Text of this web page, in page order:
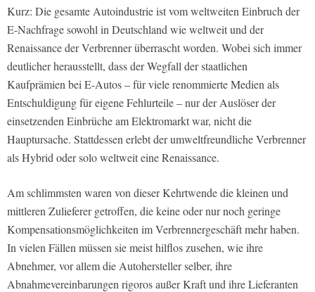
Kurz: Die gesamte Autoindustrie ist vom weltweiten Einbruch der
E-Nachfrage sowohl in Deutschland wie weltweit und der
Renaissance der Verbrenner überrascht worden. Wobei sich immer
deutlicher herausstellt, dass der Wegfall der staatlichen
Kaufprämien bei E-Autos – für viele renommierte Medien als
Entschuldigung für eigene Fehlurteile – nur der Auslöser der
einsetzenden Einbrüche am Elektromarkt war, nicht die
Hauptursache. Stattdessen erlebt der umweltfreundliche Verbrenner
als Hybrid oder solo weltweit eine Renaissance.
Am schlimmsten waren von dieser Kehrtwende die kleinen und
mittleren Zulieferer getroffen, die keine oder nur noch geringe
Kompensationsmöglichkeiten im Verbrennergeschäft mehr haben.
In vielen Fällen müssen sie meist hilflos zusehen, wie ihre
Abnehmer, vor allem die Autohersteller selber, ihre
Abnahmevereinbarungen rigoros außer Kraft und ihre Lieferanten